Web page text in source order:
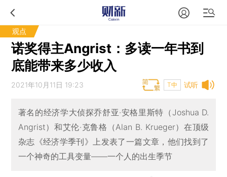
观点
诺奖得主Angrist：多读一年书到
底能带来多少收入
试听
2021年10月11日 19:23 T中
著名的经济学大侦探乔舒亚·安格里斯特（Joshua D.
Angrist）和艾伦·克鲁格（Alan B. Krueger）在顶级
杂志《经济学季刊》上发表了一篇文章，他们找到了
一个神奇的工具变量——一个人的出生季节